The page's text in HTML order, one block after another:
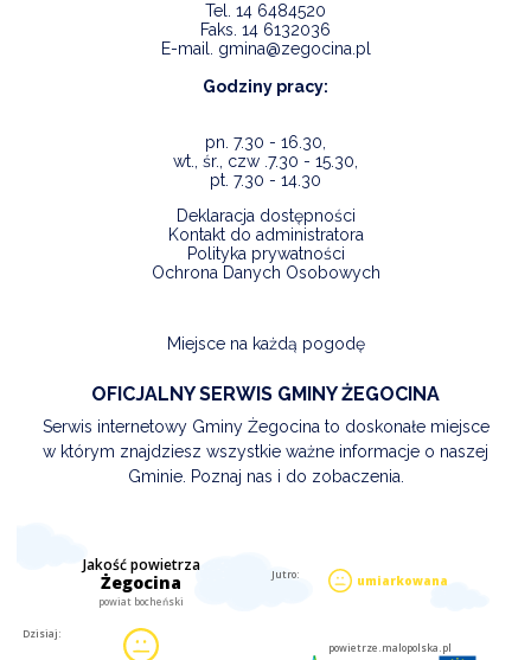
Tel. 14 6484520
Faks. 14 6132036
E-mail. gmina@zegocina.pl
Godziny pracy:
pn. 7.30 - 16.30,
wt., śr., czw .7.30 - 15.30,
pt. 7.30 - 14.30
Deklaracja dostępności
Kontakt do administratora
Polityka prywatności
Ochrona Danych Osobowych
Miejsce na każdą pogodę
OFICJALNY SERWIS GMINY ŻEGOCINA
Serwis internetowy Gminy Żegocina to doskonałe miejsce
w którym znajdziesz wszystkie ważne informacje o naszej
Gminie. Poznaj nas i do zobaczenia.